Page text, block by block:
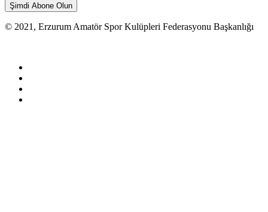
Şimdi Abone Olun
© 2021, Erzurum Amatör Spor Kulüpleri Federasyonu Başkanlığı